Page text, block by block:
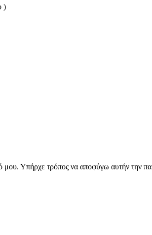
)
μου. Υπήρχε τρόπος να αποφύγω αυτήν την